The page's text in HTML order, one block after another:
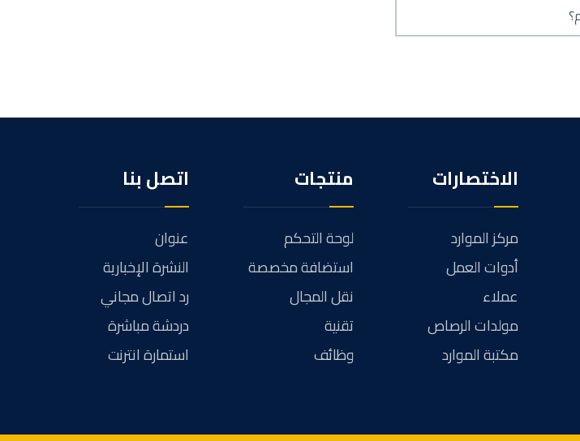
الاختصارات
مركز الموارد
أدوات العمل
عملاء
مولدات الرصاص
مكتبة الموارد
منتجات
لوحة التحكم
استضافة مخصصة
نقل المجال
تقنية
وظائف
اتصل بنا
عنوان
النشرة الإخبارية
رد اتصال مجاني
دردشة مباشرة
استمارة انترنت